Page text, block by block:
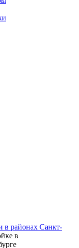
в районах Санкт-
в